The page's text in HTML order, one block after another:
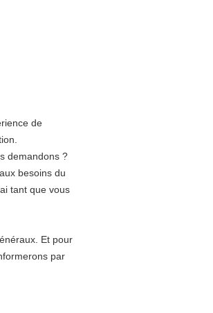
de
demandons ?
besoins du
tant que vous
Et pour
par